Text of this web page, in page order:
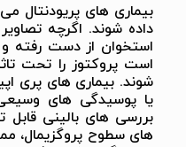
بیماری های پریودنتال
داده شوند. اگرچه
استخوان از دست رفته
است پروکتوز را تحت
شوند. بیماری های پری
یا پوسیدگی های
بررسی های بالینی
های سطوح پروگزیمال،